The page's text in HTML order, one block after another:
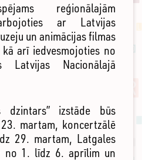
reģionālajām
ar Latvijas
un animācijas filmas
kā arī iedvesmojoties no
Latvijas Nacionālajā
dzintars” izstāde būs
martam, koncertzālē
29. martam, Latgales
no 1. līdz 6. aprīlim un